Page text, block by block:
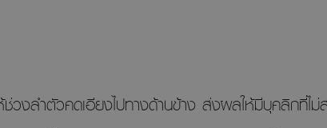
วงลำตัวคดเอียงไปทางด้านข้าง ส่งผลให้มีบุคลิกที่ไ